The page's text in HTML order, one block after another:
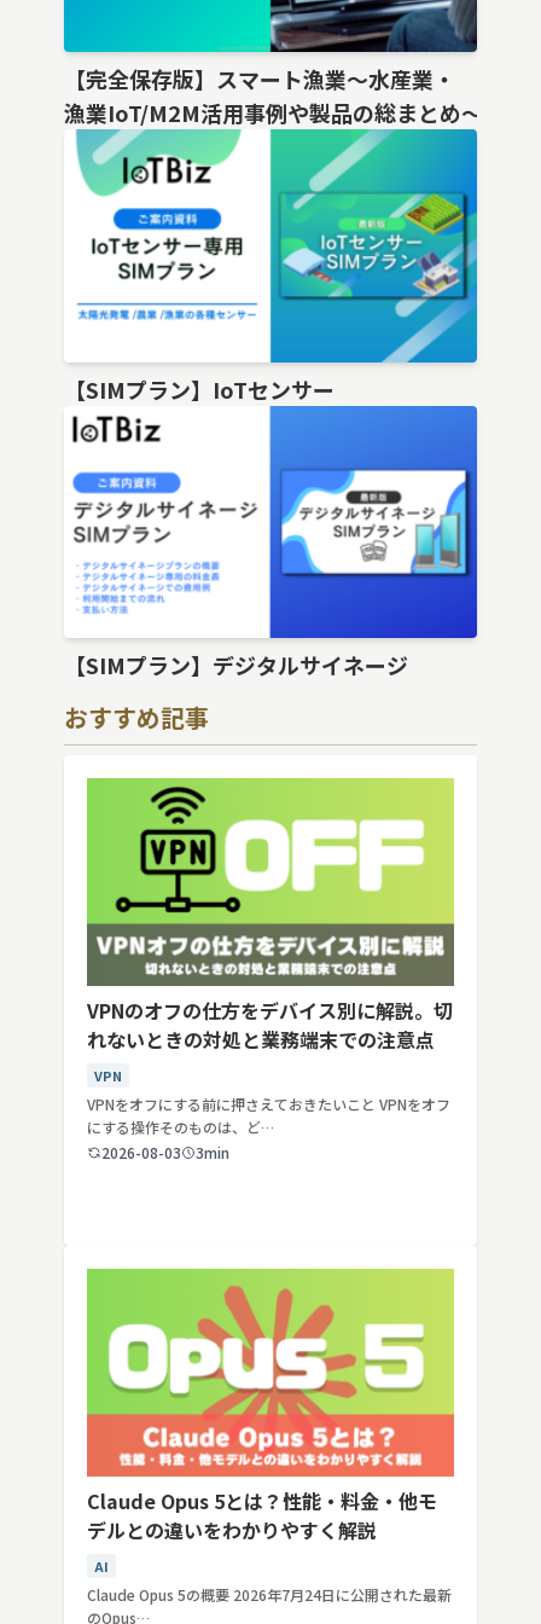
【完全保存版】スマート漁業〜水産業・
漁業IoT/M2M活用事例や製品の総まとめ〜
【SIMプラン】IoTセンサー
【SIMプラン】デジタルサイネージ
おすすめ記事
VPNのオフの仕方をデバイス別に解説。切
れないときの対処と業務端末での注意点
VPN
VPNをオフにする前に押さえておきたいこと VPNをオフ
にする操作そのものは、ど…
2026-08-03
3min
Claude Opus 5とは？性能・料金・他モ
デルとの違いをわかりやすく解説
AI
Claude Opus 5の概要 2026年7月24日に公開された最新
のOpus…